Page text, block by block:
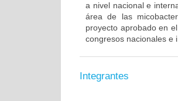
a nivel nacional e
área de las
proyecto aprobado en
congresos nacionales e
Integrantes